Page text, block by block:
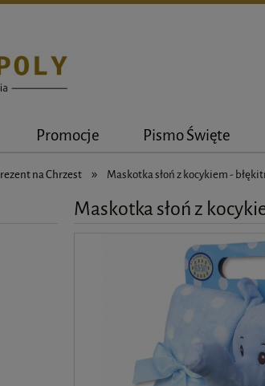
Promocje Pismo Święte
na Chrzest » Maskotka słoń z kocykiem -
Maskotka słoń z